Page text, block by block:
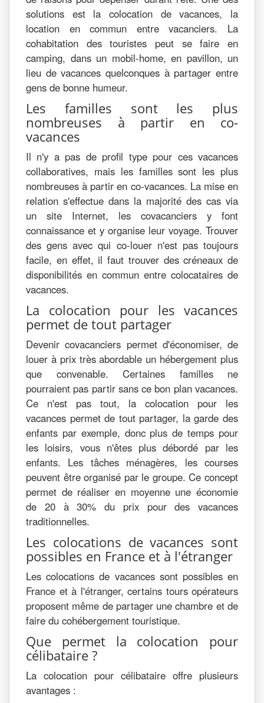
solutions est la colocation de vacances, la
location en commun entre vacanciers. La
cohabitation des touristes peut se faire en
camping, dans un mobil-home, en pavillon, un
lieu de vacances quelconques à partager entre
gens de bonne humeur.
Les familles sont les plus
nombreuses à partir en co-
vacances
Il n'y a pas de profil type pour ces vacances
collaboratives, mais les familles sont les plus
nombreuses à partir en co-vacances. La mise en
relation s'effectue dans la majorité des cas via
un site Internet, les covacanciers y font
connaissance et y organise leur voyage. Trouver
des gens avec qui co-louer n'est pas toujours
facile, en effet, il faut trouver des créneaux de
disponibilités en commun entre colocataires de
vacances.
La colocation pour les vacances
permet de tout partager
Devenir covacanciers permet d'économiser, de
louer à prix très abordable un hébergement plus
que convenable. Certaines familles ne
pourraient pas partir sans ce bon plan vacances.
Ce n'est pas tout, la colocation pour les
vacances permet de tout partager, la garde des
enfants par exemple, donc plus de temps pour
les loisirs, vous n'êtes plus débordé par les
enfants. Les tâches ménagères, les courses
peuvent être organisé par le groupe. Ce concept
permet de réaliser en moyenne une économie
de 20 à 30% du prix pour des vacances
traditionnelles.
Les colocations de vacances sont
possibles en France et à l'étranger
Les colocations de vacances sont possibles en
France et à l'étranger, certains tours opérateurs
proposent même de partager une chambre et de
faire du cohébergement touristique.
Que permet la colocation pour
célibataire ?
La colocation pour célibataire offre plusieurs
avantages :